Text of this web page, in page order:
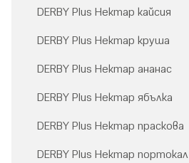
DERBY Plus Нектар кайсия
DERBY Plus Нектар круша
DERBY Plus Нектар ананас
DERBY Plus Нектар ябълка
DERBY Plus Нектар праскова
DERBY Plus Нектар портокал